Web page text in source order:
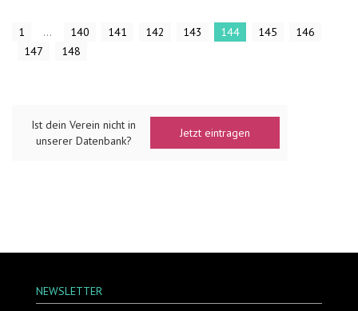
1 ... 140 141 142 143 144 145
146
147
148
Ist dein Verein nicht in
unserer Datenbank?
Jetzt eintragen
NEWSLETTER